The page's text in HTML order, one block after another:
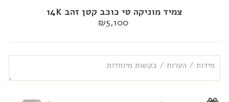
צמיד מוניקה טי כוכב קטן זהב 14K
מחיר
₪5,100